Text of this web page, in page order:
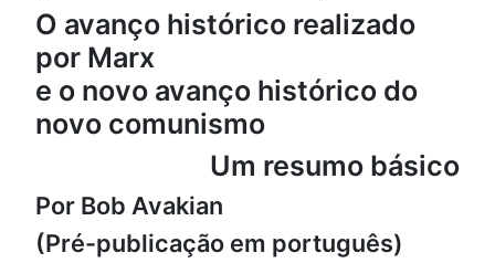
O avanço histórico realizado
por Marx
e o novo avanço histórico do
novo comunismo
Um resumo básico
Por Bob Avakian
(Pré-publicação em português)